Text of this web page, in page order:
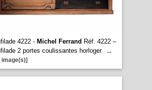
4222 - Michel Ferrand Réf. 4222 –
2 portes coulissantes horloger
...
image(s)]